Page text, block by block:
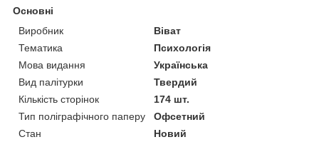
Основні
Виробник
Віват
Тематика
Психологія
Мова видання
Українська
Вид палітурки
Твердий
Кількість сторінок
174 шт.
Тип поліграфічного паперу
Офсетний
Стан
Новий